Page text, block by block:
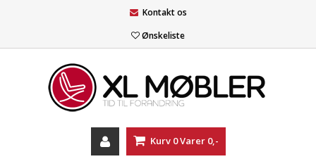
Kontakt os
Ønskeliste
Kurv 0Varer 0,-